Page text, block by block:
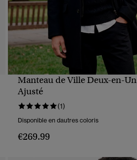
Manteau de Ville Deux-en-Un
Ajusté
(1)
Disponible en dautres coloris
€269.99